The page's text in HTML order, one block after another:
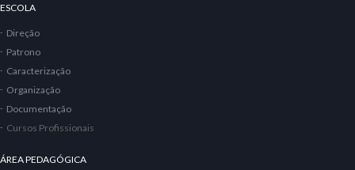
ESCOLA
Direção
Patrono
Caracterização
Organização
Documentação
Cursos Profissionais
ÁREA PEDAGÓGICA